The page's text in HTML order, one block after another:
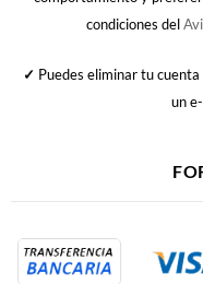
condiciones del
✓ Puedes eliminar tu
un